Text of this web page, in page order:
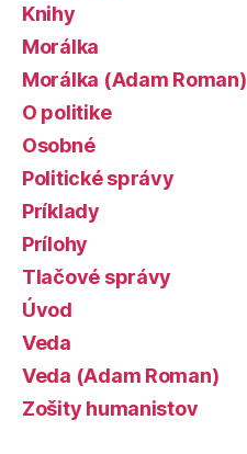
Knihy
Morálka
Morálka (Adam Roman)
O politike
Osobné
Politické správy
Príklady
Prílohy
Tlačové správy
Úvod
Veda
Veda (Adam Roman)
Zošity humanistov